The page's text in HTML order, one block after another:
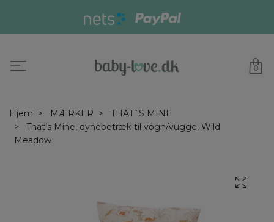
0
Hjem MÆRKER
THAT`S MINE
That’s Mine, dynebetræk til vogn/vugge, Wild
Meadow